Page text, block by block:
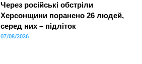
Через російські обстріли
Херсонщини поранено 26 людей,
серед них – підліток
07/08/2026